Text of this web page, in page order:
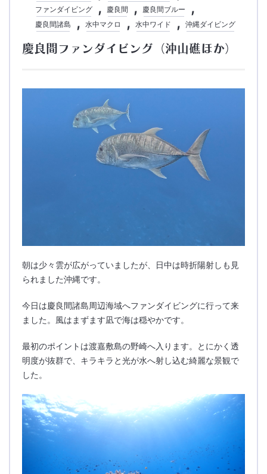
ファンダイビング
慶良間
慶良間ブルー
慶良間諸島
水中マクロ 水中ワイド 沖縄ダイビング
慶良間ファンダイビング（沖山礁ほか）
朝は少々雲が広がっていましたが、日中は時折陽射しも見
られました沖縄です。
今日は慶良間諸島周辺海域へファンダイビングに行って来
ました。風はまずます凪で海は穏やかです。
最初のポイントは渡嘉敷島の野崎へ入ります。とにかく透
明度が抜群で、キラキラと光が水へ射し込む綺麗な景観で
した。